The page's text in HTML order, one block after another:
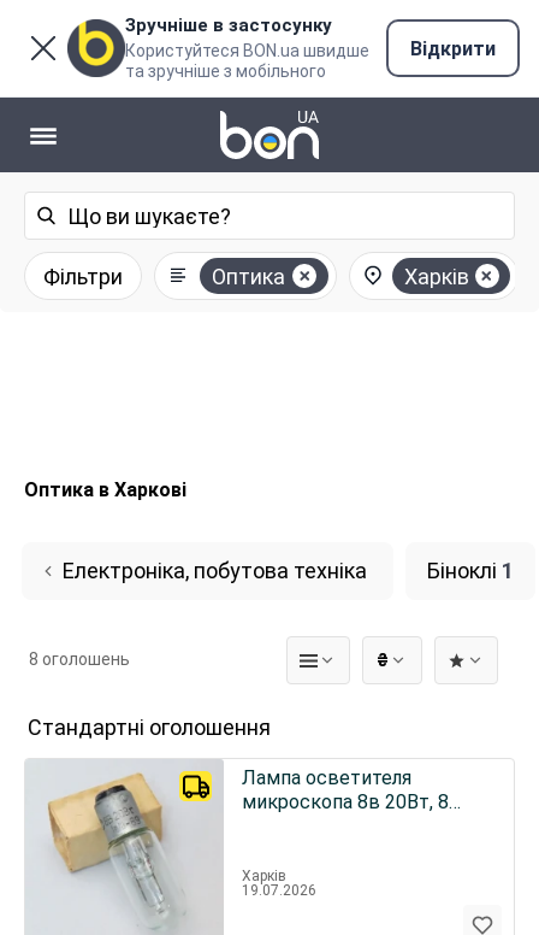
Зручніше в застосунку
Користуйтеся BON.ua швидше
та зручніше з мобільного
Відкрити
Фільтри Оптика Харків
Оптика в Харкові
Електроніка, побутова техніка Біноклі 1
₴
8 оголошень
Стандартні оголошення
Лампа осветителя
микроскопа 8в 20Вт, 8
Харків
19.07.2026